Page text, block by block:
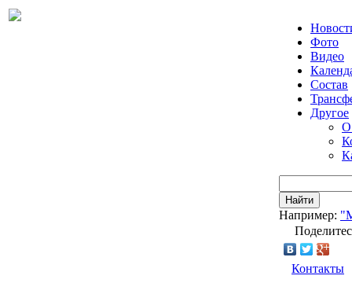
Фото
Видео
Состав
Другое
О
Найти
Например:
Контакты